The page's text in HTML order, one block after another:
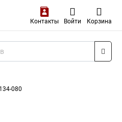
Контакты Войти Корзина
080